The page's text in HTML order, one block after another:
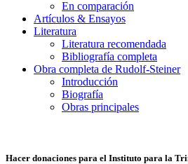
En comparación
Artículos & Ensayos
Literatura
Literatura recomendada
Bibliografía completa
Obra completa de Rudolf-Steiner
Introducción
Biografía
Obras principales
Hacer donaciones para el Instituto para la